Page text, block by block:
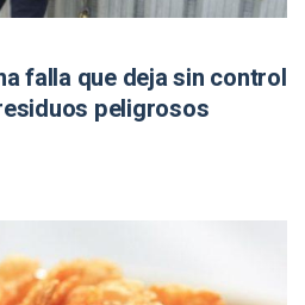
falla que deja sin control
peligrosos